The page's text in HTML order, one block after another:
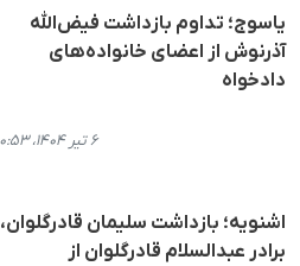
یاسوج؛ تداوم بازداشت فیض‌الله
آذرنوش از اعضای خانوادەهای
دادخواه
۶ تیر ۱۴۰۴، ۰۰:۵۳
اشنویه؛ بازداشت سلیمان قادرگلوان،
برادر عبدالسلام قادرگلوان از